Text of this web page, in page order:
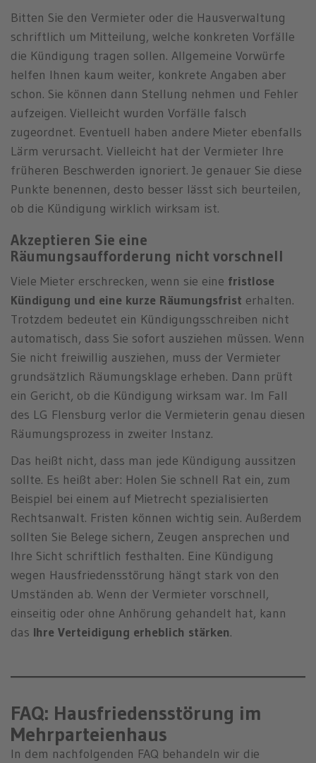
Bitten Sie den Vermieter oder die Hausverwaltung
schriftlich um Mitteilung, welche konkreten Vorfälle
die Kündigung tragen sollen. Allgemeine Vorwürfe
helfen Ihnen kaum weiter, konkrete Angaben aber
schon. Sie können dann Stellung nehmen und Fehler
aufzeigen. Vielleicht wurden Vorfälle falsch
zugeordnet. Eventuell haben andere Mieter ebenfalls
Lärm verursacht. Vielleicht hat der Vermieter Ihre
früheren Beschwerden ignoriert. Je genauer Sie diese
Punkte benennen, desto besser lässt sich beurteilen,
ob die Kündigung wirklich wirksam ist.
Akzeptieren Sie eine
Räumungsaufforderung nicht vorschnell
Viele Mieter erschrecken, wenn sie eine fristlose
Kündigung und eine kurze Räumungsfrist erhalten.
Trotzdem bedeutet ein Kündigungsschreiben nicht
automatisch, dass Sie sofort ausziehen müssen. Wenn
Sie nicht freiwillig ausziehen, muss der Vermieter
grundsätzlich Räumungsklage erheben. Dann prüft
ein Gericht, ob die Kündigung wirksam war. Im Fall
des LG Flensburg verlor die Vermieterin genau diesen
Räumungsprozess in zweiter Instanz.
Das heißt nicht, dass man jede Kündigung aussitzen
sollte. Es heißt aber: Holen Sie schnell Rat ein, zum
Beispiel bei einem auf Mietrecht spezialisierten
Rechtsanwalt. Fristen können wichtig sein. Außerdem
sollten Sie Belege sichern, Zeugen ansprechen und
Ihre Sicht schriftlich festhalten. Eine Kündigung
wegen Hausfriedensstörung hängt stark von den
Umständen ab. Wenn der Vermieter vorschnell,
einseitig oder ohne Anhörung gehandelt hat, kann
das Ihre Verteidigung erheblich stärken.
FAQ: Hausfriedensstörung im
Mehrparteienhaus
In dem nachfolgenden FAQ behandeln wir die